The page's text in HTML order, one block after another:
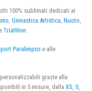
100% sublimati dedicati ai
, Ginnastica Artistica, Nuoto,
e Triathlon.
Paralimpici e alle
grazie alla
in 5 misure, dalla XS S